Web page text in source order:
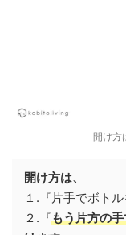
開け方
開け方は、
１.『片手でボトル
２.『もう片方の